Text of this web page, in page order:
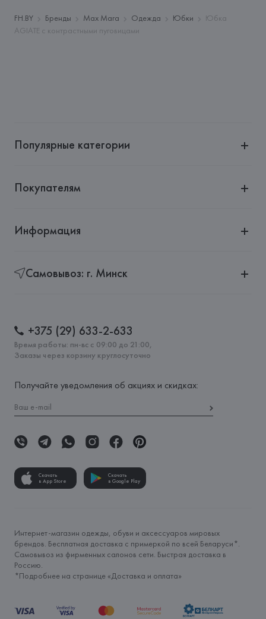
Адрес:
ИТАЛИЯ,
Via Giulia Maramotti, 4, 42124 Reggio
Emilia,
FH.BY Бренды Max Mara Одежда Юбки
Юбка
AGIATE с контрастными пуговицами
Популярные категории
Покупателям
Информация
Самовывоз: г. Минск
+375 (29) 633-2-633
Время работы: пн-вс с 09:00 до 21:00,
Заказы через корзину круглосуточно
Получайте уведомления об акциях и скидках:
Скачать
в App Store
Скачать
в Google Play
Интернет-магазин одежды, обуви и аксессуаров мировых
брендов. Бесплатная доставка с примеркой по всей Беларуси*.
Самовывоз из фирменных салонов сети. Быстрая доставка в
Россию.
*Подробнее на странице «Доставка и оплата»